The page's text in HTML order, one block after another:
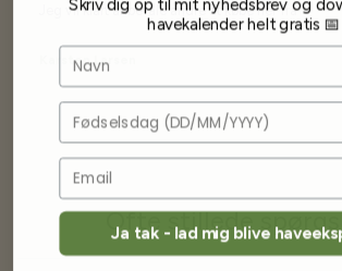
Jeg vil klart anbefale andre at købe her fra
Karsten Larsen
Ofte stillede
havekalender helt gratis 📅
Navn
Fødselsdag
Ja tak - lad mig blive